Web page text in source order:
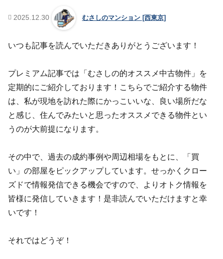
2025.12.30 むさしのマンション [西東京]
いつも記事を読んでいただきありがとうございます！
プレミアム記事では「むさしの的オススメ中古物件」を
定期的にご紹介しております！こちらでご紹介する物件
は、私が現地を訪れた際にかっこいいな、良い場所だな
と感じ、住んでみたいと思ったオススメできる物件とい
うのが大前提になります。
その中で、過去の成約事例や周辺相場をもとに、「買
い」の部屋をピックアップしています。せっかくクロー
ズドで情報発信できる機会ですので、よりオトク情報を
皆様に発信していきます！是非読んでいただけますと幸
いです！
それではどうぞ！